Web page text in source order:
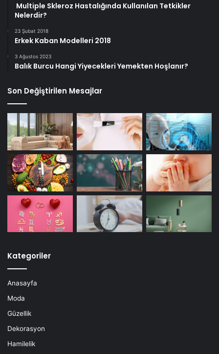
Multiple Skleroz Hastalığında Kullanılan Tetkikler
Nelerdir?
23 Şubat 2018
Erkek Kaban Modelleri 2018
3 Ağustos 2023
Balık Burcu Hangi Yiyecekleri Yemekten Hoşlanır?
Son Değiştirilen Mesajlar
Kategoriler
Anasayfa
Moda
Güzellik
Dekorasyon
Hamilelik